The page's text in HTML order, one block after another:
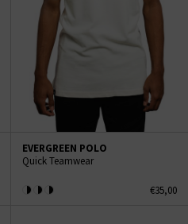
EVERGREEN POLO
Quick Teamwear
€35,00